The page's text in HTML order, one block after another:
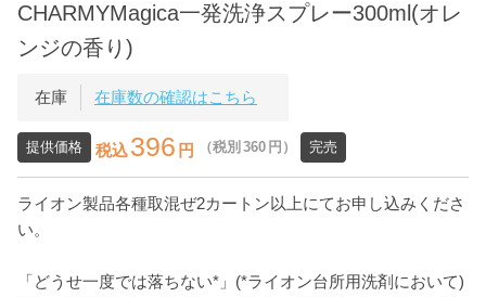
CHARMYMagica一発洗浄スプレー300ml(オレ
ンジの香り)
在庫 在庫数の確認はこちら
提供価格 税込396 円 （税別 360 円） 完売
ライオン製品各種取混ぜ2カートン以上にてお申し込みくださ
い。
「どうせ一度では落ちない*」(*ライオン台所用洗剤において)